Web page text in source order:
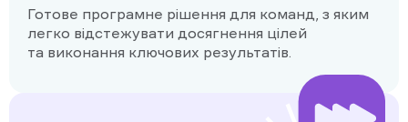
Готове програмне рішення для команд, з яким
легко відстежувати досягнення цілей
та виконання ключових результатів.